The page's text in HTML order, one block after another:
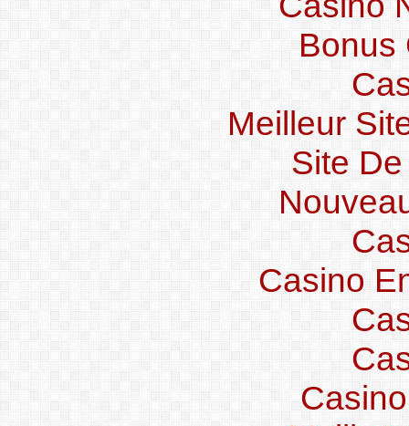
Bonus
Meilleur
Site
Casino